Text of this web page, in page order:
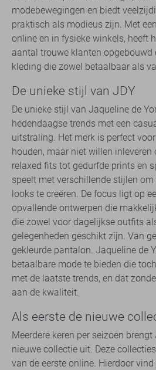
modebewegingen en biedt
praktisch als modieus zijn. Met
online en in fysieke winkels, heeft
aantal trouwe klanten opgebouwd
kleding die zowel betaalbaar als
De unieke stijl van JDY
De unieke stijl van Jaqueline de
hedendaagse trends met een
uitstraling. Het merk is perfect
houden, maar niet willen inleveren
relaxed fits tot gedurfde prints en
speelt met verschillende stijlen
looks te creëren. De focus ligt op
opvallende ontwerpen die
die zowel voor dagelijkse outfits
gelegenheden geschikt zijn. Van
gekleurde pantalon. Jaqueline de
betaalbare mode te bieden die
met de laatste trends, en dat
aan de kwaliteit.
Als eerste de nieuwe
Meerdere keren per seizoen
nieuwe collectie uit. Deze
van de eerste online. Hierdoor